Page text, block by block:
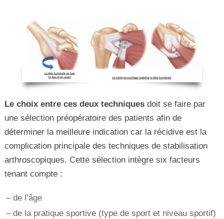
Le choix entre ces deux techniques doit se faire par
une sélection préopératoire des patients afin de
déterminer la meilleure indication car la récidive est la
complication principale des techniques de stabilisation
arthroscopiques. Cette sélection intègre six facteurs
tenant compte :
– de l’âge
– de la pratique sportive (type de sport et niveau sportif)